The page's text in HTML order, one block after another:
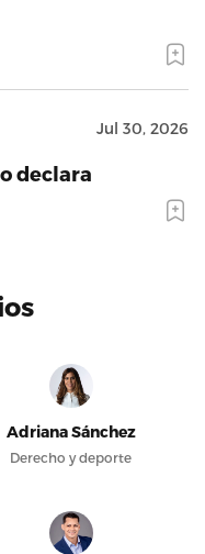
Jul 30, 2026
declara
Adriana Sánchez
Derecho y deporte